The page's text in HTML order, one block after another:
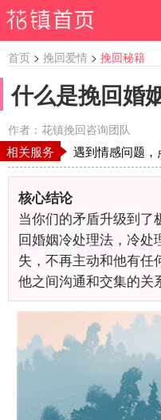
首页 > 挽回爱情 > 挽回秘籍
什么是挽回婚
作者：花镇挽回咨询团队
相关服务 遇到情感问题
核心结论
当你们的矛盾升级到了
回婚姻冷处理法，冷处
失，不再主动和他有任
他之间沟通和交集的关